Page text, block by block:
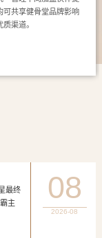
可共享健骨堂品牌影响
渠道。
最终
主
08
2026-08